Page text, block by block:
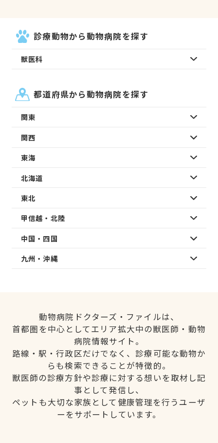
診療動物から動物病院を探す
獣医科
都道府県から動物病院を探す
関東
関西
東海
北海道
東北
甲信越・北陸
中国・四国
九州・沖縄
動物病院ドクターズ・ファイルは、
首都圏を中心としてエリア拡大中の獣医師・動物
病院情報サイト。
路線・駅・行政区だけでなく、診療可能な動物か
らも検索できることが特徴的。
獣医師の診療方針や診療に対する想いを取材し記
事として発信し、
ペットも大切な家族として健康管理を行うユーザ
ーをサポートしています。